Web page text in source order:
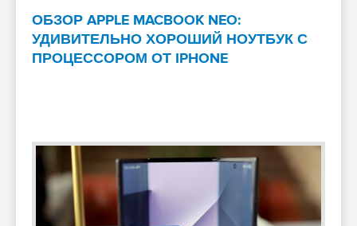
ОБЗОР APPLE MACBOOK NEO:
УДИВИТЕЛЬНО ХОРОШИЙ НОУТБУК С
ПРОЦЕССОРОМ ОТ IPHONE